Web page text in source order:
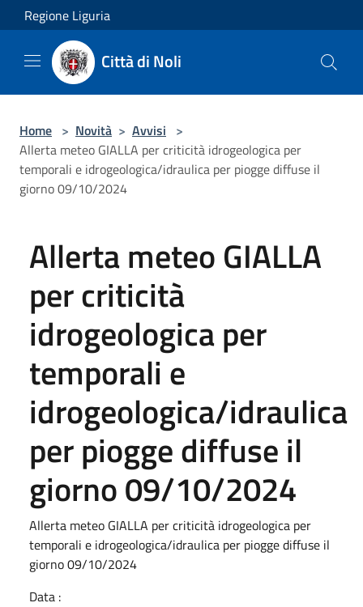
Salta al contenuto principale
Regione Liguria
Città di Noli
Home > Novità > Avvisi >
Allerta meteo GIALLA per criticità idrogeologica per
temporali e idrogeologica/idraulica per piogge diffuse il
giorno 09/10/2024
Allerta meteo GIALLA
per criticità
idrogeologica per
temporali e
idrogeologica/idraulica
per piogge diffuse il
giorno 09/10/2024
Allerta meteo GIALLA per criticità idrogeologica per
temporali e idrogeologica/idraulica per piogge diffuse il
giorno 09/10/2024
Data :